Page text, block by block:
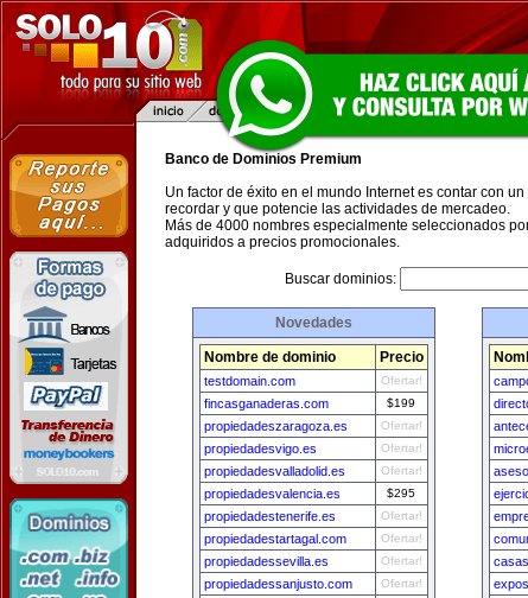
Banco de Dominios Premium
Un factor de éxito en el mundo Internet es contar con
recordar y que potencie las actividades de mercadeo.
Más de 4000 nombres especialmente seleccionados
adquiridos a precios promocionales.
Buscar dominios:
Novedades
Nombre de dominio Precio
testdomain.com Ofertar!
fincasganaderas.com $199
propiedadeszaragoza.es Ofertar!
propiedadesvigo.es Ofertar!
propiedadesvalladolid.es Ofertar!
propiedadesvalencia.es $295
propiedadestenerife.es Ofertar!
propiedadestartagal.com Ofertar!
propiedadessevilla.es Ofertar!
propiedadessanjusto.com Ofertar!